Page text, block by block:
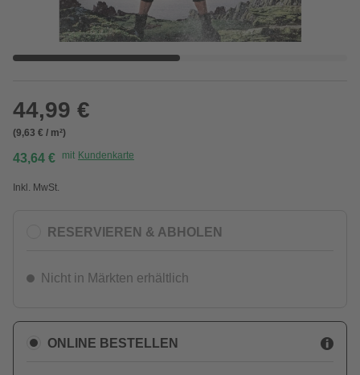
44,99 €
(9,63 € / m²)
43,64 € mit Kundenkarte
Inkl. MwSt.
RESERVIEREN & ABHOLEN
Nicht in Märkten erhältlich
ONLINE BESTELLEN